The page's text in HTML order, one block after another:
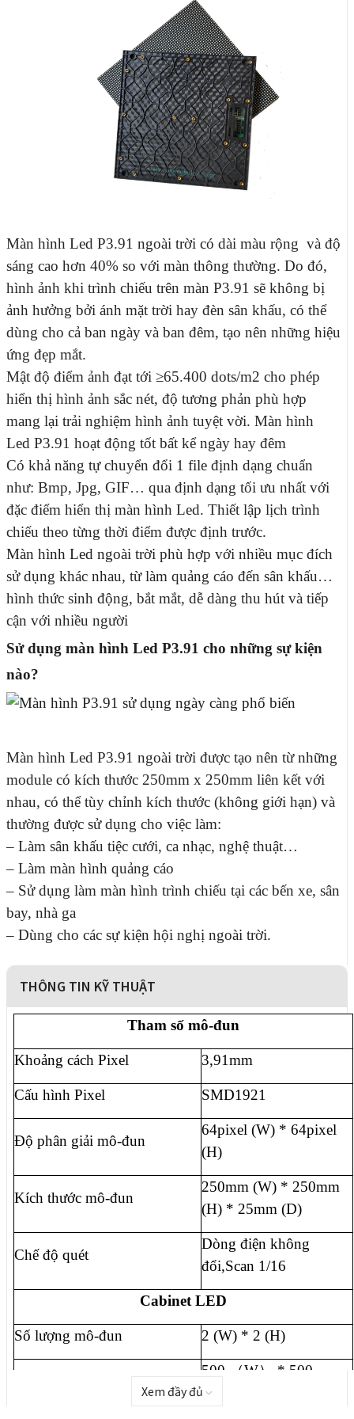
Màn hình Led P3.91 ngoài trời có dài màu rộng và độ
sáng cao hơn 40% so với màn thông thường. Do đó,
hình ảnh khi trình chiếu trên màn P3.91 sẽ không bị
ảnh hưởng bởi ánh mặt trời hay đèn sân khấu, có thể
dùng cho cả ban ngày và ban đêm, tạo nên những hiệu
ứng đẹp mắt.
Mật độ điểm ảnh đạt tới ≥65.400 dots/m2 cho phép
hiển thị hình ảnh sắc nét, độ tương phản phù hợp
mang lại trải nghiệm hình ảnh tuyệt vời. Màn hình
Led P3.91 hoạt động tốt bất kể ngày hay đêm
Có khả năng tự chuyển đổi 1 file định dạng chuẩn
như: Bmp, Jpg, GIF… qua định dạng tối ưu nhất với
đặc điểm hiển thị màn hình Led. Thiết lập lịch trình
chiếu theo từng thời điểm được định trước.
Màn hình Led ngoài trời phù hợp với nhiều mục đích
sử dụng khác nhau, từ làm quảng cáo đến sân khấu…
hình thức sinh động, bắt mắt, dễ dàng thu hút và tiếp
cận với nhiều người
Sử dụng màn hình Led P3.91 cho những sự kiện
nào?
Màn hình Led P3.91 ngoài trời được tạo nên từ những
module có kích thước 250mm x 250mm liên kết với
nhau, có thể tùy chỉnh kích thước (không giới hạn) và
thường được sử dụng cho việc làm:
– Làm sân khấu tiệc cưới, ca nhạc, nghệ thuật…
– Làm màn hình quảng cáo
– Sử dụng làm màn hình trình chiếu tại các bến xe, sân
bay, nhà ga
– Dùng cho các sự kiện hội nghị ngoài trời.
THÔNG TIN KỸ THUẬT
Tham số mô-đun
Khoảng cách Pixel 3,91mm
Cấu hình Pixel SMD1921
Độ phân giải mô-đun
64pixel (W) * 64pixel
(H)
Kích thước mô-đun
250mm (W) * 250mm
(H) * 25mm (D)
Chế độ quét
Dòng điện không
đổi,Scan 1/16
Cabinet LED
Số lượng mô-đun 2 (W) * 2 (H)
500 （W） * 500
（H） * 80 (D) mm
Xem đầy đủ